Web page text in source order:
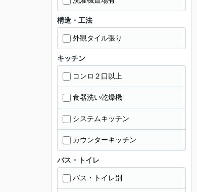
構造・工法
外観タイル張り
キッチン
コンロ２口以上
食器洗い乾燥機
システムキッチン
カウンターキッチン
バス・トイレ
バス・トイレ別